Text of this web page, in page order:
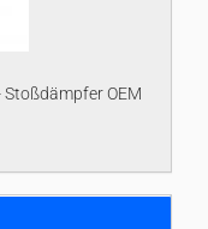
Stoßdämpfer OEM